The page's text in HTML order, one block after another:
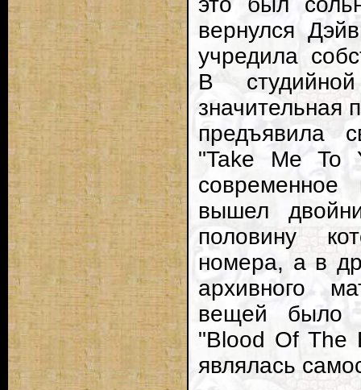
вернулся
учредила
В
значительная
предъявила
"Take Me To
современное
вышел
половину
номера, а в
архивного
вещей было
"Blood Of The
являлась